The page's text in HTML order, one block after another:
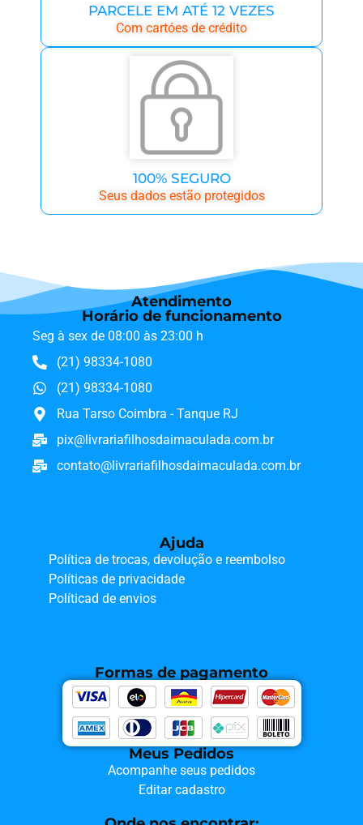
PARCELE EM ATÉ 12 VEZES
Com cartóes de crédito
100% SEGURO
Seus dados estão protegidos
Atendimento
Horário de funcionamento
Seg à sex de 08:00 às 23:00 h
(21) 98334-1080
(21) 98334-1080
Rua Tarso Coimbra - Tanque RJ
pix@livrariafilhosdaimaculada.com.br
contato@livrariafilhosdaimaculada.com.br
Ajuda
Política de trocas, devolução e reembolso
Políticas de privacidade
Políticad de envios
Formas de pagamento
Meus Pedidos
Acompanhe seus pedidos
Editar cadastro